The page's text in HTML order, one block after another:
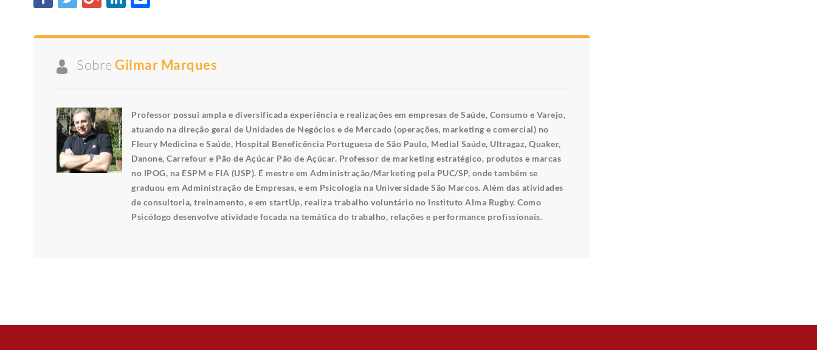
Sobre Gilmar Marques
Professor possui ampla e diversificada experiência e realizações em empresas de Saúde, Consumo e Varejo,
atuando na direção geral de Unidades de Negócios e de Mercado (operações, marketing e comercial) no
Fleury Medicina e Saúde, Hospital Beneficência Portuguesa de São Paulo, Medial Saúde, Ultragaz, Quaker,
Danone, Carrefour e Pão de Açúcar Pão de Açúcar. Professor de marketing estratégico, produtos e marcas
no IPOG, na ESPM e FIA (USP). É mestre em Administração/Marketing pela PUC/SP, onde também se
graduou em Administração de Empresas, e em Psicologia na Universidade São Marcos. Além das atividades
de consultoria, treinamento, e em startUp, realiza trabalho voluntário no Instituto Alma Rugby. Como
Psicólogo desenvolve atividade focada na temática do trabalho, relações e performance profissionais.